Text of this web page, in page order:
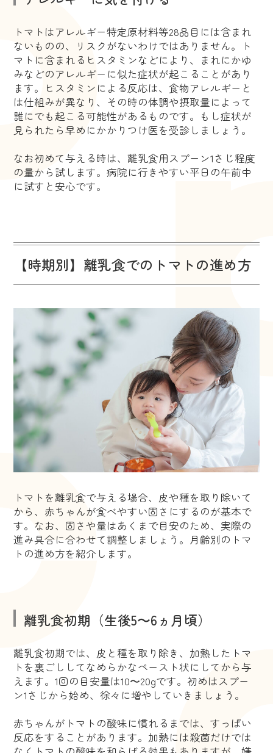
トマトはアレルギー特定原材料等28品目には含まれ
ないものの、リスクがないわけではありません。ト
マトに含まれるヒスタミンなどにより、まれにかゆ
みなどのアレルギーに似た症状が起こることがあり
ます。ヒスタミンによる反応は、食物アレルギーと
は仕組みが異なり、その時の体調や摂取量によって
誰にでも起こる可能性があるものです。もし症状が
見られたら早めにかかりつけ医を受診しましょう。
なお初めて与える時は、離乳食用スプーン1さじ程度
の量から試します。病院に行きやすい平日の午前中
に試すと安心です。
【時期別】離乳食でのトマトの進め方
トマトを離乳食で与える場合、皮や種を取り除いて
から、赤ちゃんが食べやすい固さにするのが基本で
す。なお、固さや量はあくまで目安のため、実際の
進み具合に合わせて調整しましょう。月齢別のトマ
トの進め方を紹介します。
離乳食初期（生後5〜6ヵ月頃）
離乳食初期では、皮と種を取り除き、加熱したトマ
トを裏ごししてなめらかなペースト状にしてから与
えます。1回の目安量は10〜20gです。初めはスプー
ン1さじから始め、徐々に増やしていきましょう。
赤ちゃんがトマトの酸味に慣れるまでは、すっぱい
反応をすることがあります。加熱には殺菌だけでは